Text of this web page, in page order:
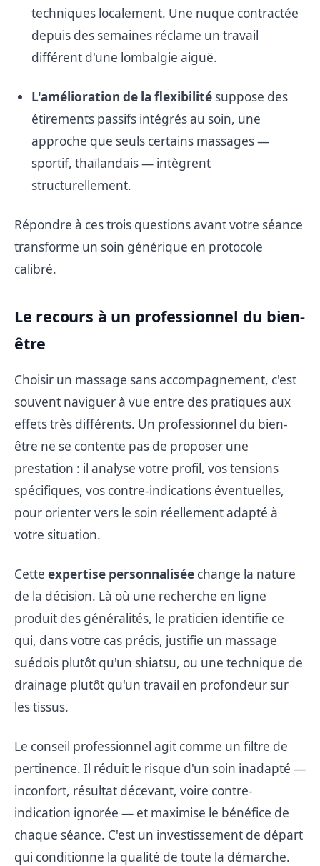
techniques localement. Une nuque contractée
depuis des semaines réclame un travail
différent d'une lombalgie aiguë.
L'amélioration de la flexibilité suppose des
étirements passifs intégrés au soin, une
approche que seuls certains massages —
sportif, thaïlandais — intègrent
structurellement.
Répondre à ces trois questions avant votre séance
transforme un soin générique en protocole
calibré.
Le recours à un professionnel du bien-
être
Choisir un massage sans accompagnement, c'est
souvent naviguer à vue entre des pratiques aux
effets très différents. Un professionnel du bien-
être ne se contente pas de proposer une
prestation : il analyse votre profil, vos tensions
spécifiques, vos contre-indications éventuelles,
pour orienter vers le soin réellement adapté à
votre situation.
Cette expertise personnalisée change la nature
de la décision. Là où une recherche en ligne
produit des généralités, le praticien identifie ce
qui, dans votre cas précis, justifie un massage
suédois plutôt qu'un shiatsu, ou une technique de
drainage plutôt qu'un travail en profondeur sur
les tissus.
Le conseil professionnel agit comme un filtre de
pertinence. Il réduit le risque d'un soin inadapté —
inconfort, résultat décevant, voire contre-
indication ignorée — et maximise le bénéfice de
chaque séance. C'est un investissement de départ
qui conditionne la qualité de toute la démarche.